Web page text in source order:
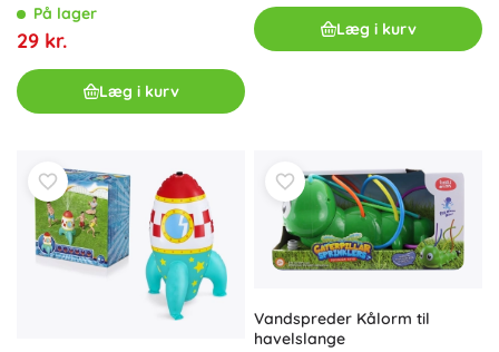
På lager
29 kr.
Læg i kurv
Læg i kurv
Vandspreder Kålorm til
havelslange